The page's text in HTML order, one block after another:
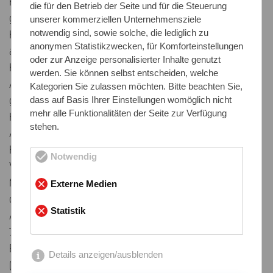
gelieferten Ware vor. Bei Zahlungsverzug des
Käufers sind wir berechtigt, unsere Vorbehaltsware
auch ohne Nachfristsetzung auf Kosten des
Käufers einstweilen herauszuverlangen und ggf. die
Abtretung der Herausgabeansprüche des Käufers
gegen seinen Abnehmer zu fordern. In dem
Herausgabeverlangen, der Herausgabe, dem
Abtretungsverlangen und der Abtretung der
Forderungen gegen Dritte liegt kein Rücktritt vom
Vertrag durch uns vor. Gegen Zahlung unserer
fälligen Forderung geben wir die Vorbehaltsware an
den Käufer zurück bzw. treten die Ansprüche gegen
Abnehmer des Käufers an den Käufer wieder ab.
7.2 Der Käufer ist berechtigt, unter
Eigentumsvorbehalt stehende Ware
(Vorbehaltsware) im Rahmen seines
die für den Betrieb der Seite und für die Steuerung
unserer kommerziellen Unternehmensziele
notwendig sind, sowie solche, die lediglich zu
anonymen Statistikzwecken, für Komforteinstellungen
oder zur Anzeige personalisierter Inhalte genutzt
werden. Sie können selbst entscheiden, welche
Kategorien Sie zulassen möchten. Bitte beachten Sie,
dass auf Basis Ihrer Einstellungen womöglich nicht
mehr alle Funktionalitäten der Seite zur Verfügung
stehen.
Notwendig
Externe Medien
Statistik
Details anzeigen/ausblenden